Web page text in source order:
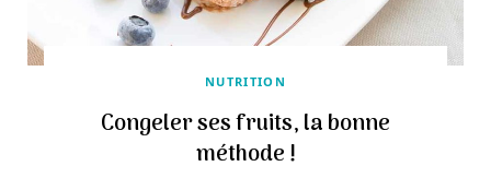
NUTRITION
Congeler ses fruits, la bonne
méthode !